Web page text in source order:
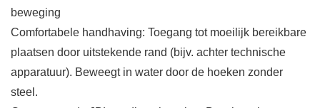
beweging
Comfortabele handhaving: Toegang tot moeilijk bereikbare
plaatsen door uitstekende rand (bijv. achter technische
apparatuur). Beweegt in water door de hoeken zonder
steel.